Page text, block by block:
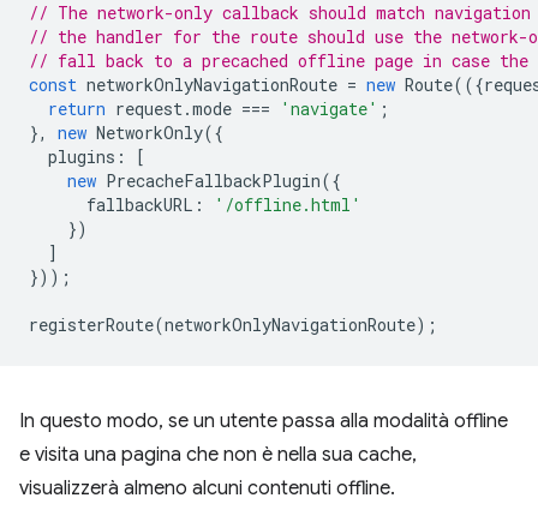
// The network-only callback should match navigation
// the handler for the route should use the
// fall back to a precached offline page in case
const networkOnlyNavigationRoute = new Route(({
return request.mode === 'navigate' ;
},
new NetworkOnly({
plugins :
[
new PrecacheFallbackPlugin({
fallbackURL :
'/offline.html'
})
]
}));
registerRoute(networkOnlyNavigationRoute);
In questo modo, se un utente passa alla modalità offline
e visita una pagina che non è nella sua cache,
visualizzerà almeno alcuni contenuti offline.